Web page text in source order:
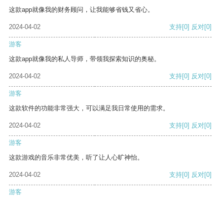
这款app就像我的财务顾问，让我能够省钱又省心。
2024-04-02 支持[0] 反对[0]
游客
这款app就像我的私人导师，带领我探索知识的奥秘。
2024-04-02 支持[0] 反对[0]
游客
这款软件的功能非常强大，可以满足我日常使用的需求。
2024-04-02 支持[0] 反对[0]
游客
这款游戏的音乐非常优美，听了让人心旷神怡。
2024-04-02 支持[0] 反对[0]
游客